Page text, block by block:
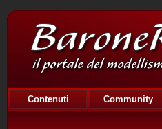
Contenuti Community